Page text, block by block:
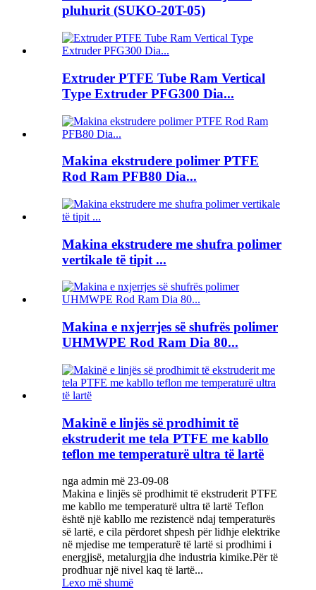
pluhurit (SUKO-20T-05)
Extruder PTFE Tube Ram Vertical
Type Extruder PFG300 Dia...
Makina ekstrudere polimer PTFE
Rod Ram PFB80 Dia...
Makina ekstrudere me shufra polimer
vertikale të tipit ...
Makina e nxjerrjes së shufrës polimer
UHMWPE Rod Ram Dia 80...
Makinë e linjës së prodhimit të
ekstruderit me tela PTFE me kabllo
teflon me temperaturë ultra të lartë
nga admin më 23-09-08
Makina e linjës së prodhimit të ekstruderit PTFE
me kabllo me temperaturë ultra të lartë Teflon
është një kabllo me rezistencë ndaj temperaturës
së lartë, e cila përdoret shpesh për lidhje elektrike
në mjedise me temperaturë të lartë si prodhimi i
energjisë, metalurgjia dhe industria kimike.Për të
prodhuar një nivel kaq të lartë...
Lexo më shumë